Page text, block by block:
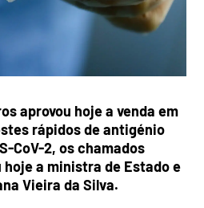
aprovou hoje a venda em
rápidos de antigénio
CoV-2, os chamados
a ministra de Estado e
Vieira da Silva.